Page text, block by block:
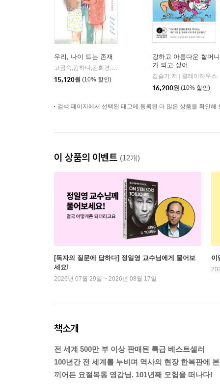
우리, 나이 드는 존재
고금숙,김하나,김희경,송은혜,신혜우,윤정원,이라영,정수윤,정희진 저
15,120원 (10% 할인)
강하고 아름다운 할머니
가 되고 싶어
김슬기 저
클레이하우스
16,200원 (10% 할인)
검색 페이지에서 선택된 태그에 등록된 더 많은 상품을 확인해
이 상품의 이벤트 (12개)
[독자의 질문에 답하다] 정일영 교수님에게 물어보
세요!
2026년 07월 29일 ~ 2026년 08월 17일
이
책소개
전 세계 500만 부 이상 판매된 특급 베스트셀러
100년간 전 세계를 누비며 역사의 현장 한복판에
끼어든 요절복통 영감님, 101년째 모험을 떠나다!